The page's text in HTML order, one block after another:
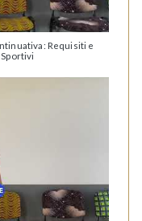
Requisiti e